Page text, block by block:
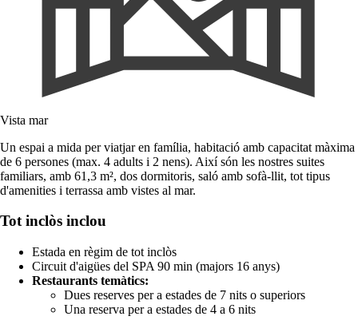
Vista mar
Un espai a mida per viatjar en família, habitació amb capacitat màxima
de 6 persones (max. 4 adults i 2 nens). Així són les nostres suites
familiars, amb 61,3 m², dos dormitoris, saló amb sofà-llit, tot tipus
d'amenities i terrassa amb vistes al mar.
Tot inclòs inclou
Estada en règim de tot inclòs
Circuit d'aigües del SPA 90 min (majors 16 anys)
Restaurants temàtics:
Dues reserves per a estades de 7 nits o superiors
Una reserva per a estades de 4 a 6 nits